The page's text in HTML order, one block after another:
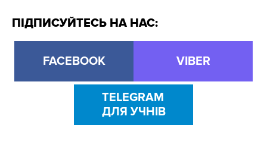
ПІДПИСУЙТЕСЬ НА НАС:
FACEBOOK VIBER
TELEGRAM
ДЛЯ УЧНІВ